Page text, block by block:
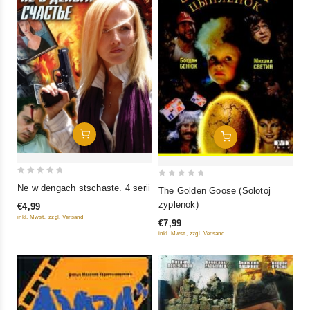
In Den Warenkorb
of
Ne w dengach stschaste. 4 serii
€4,99
inkl. Mwst., zzgl. Versand
In Den Warenkorb
5
The Golden Goose (Solotoj
zyplenok)
€7,99
inkl. Mwst., zzgl. Versand